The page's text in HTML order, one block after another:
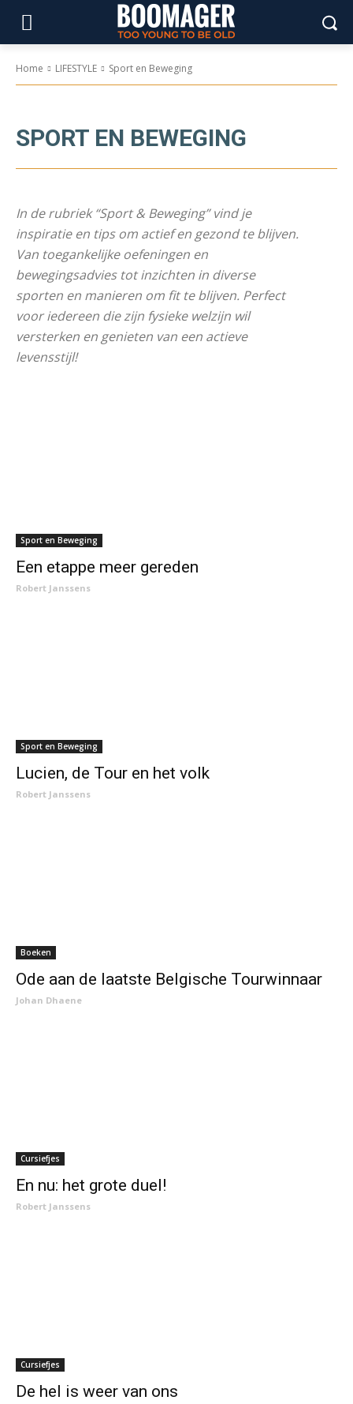
Home LIFESTYLE Sport en Beweging
SPORT EN BEWEGING
In de rubriek “Sport & Beweging” vind je
inspiratie en tips om actief en gezond te blijven.
Van toegankelijke oefeningen en
bewegingsadvies tot inzichten in diverse
sporten en manieren om fit te blijven. Perfect
voor iedereen die zijn fysieke welzijn wil
versterken en genieten van een actieve
levensstijl!
Sport en Beweging
Een etappe meer gereden
Robert Janssens
Sport en Beweging
Lucien, de Tour en het volk
Robert Janssens
Boeken
Ode aan de laatste Belgische Tourwinnaar
Johan Dhaene
Cursiefjes
En nu: het grote duel!
Robert Janssens
Cursiefjes
De hel is weer van ons